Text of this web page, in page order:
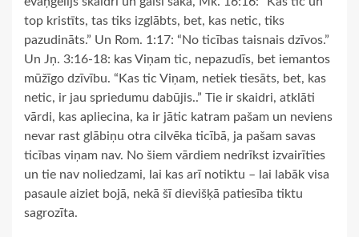
top kristīts, tas tiks izglābts, bet, kas netic, tiks
pazudināts.” Un Rom. 1:17: “No ticības taisnais dzīvos.”
Un Jņ. 3:16-18: kas Viņam tic, nepazudīs, bet iemantos
mūžīgo dzīvību. “Kas tic Viņam, netiek tiesāts, bet, kas
netic, ir jau spriedumu dabūjis..” Tie ir skaidri, atklāti
vārdi, kas apliecina, ka ir jātic katram pašam un neviens
nevar rast glābiņu otra cilvēka ticībā, ja pašam savas
ticības viņam nav. No šiem vārdiem nedrīkst izvairīties
un tie nav noliedzami, lai kas arī notiktu – lai labāk visa
pasaule aiziet bojā, nekā šī dievišķā patiesība tiktu
sagrozīta.